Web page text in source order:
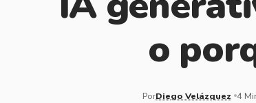
o
PorDiego Velázquez 4